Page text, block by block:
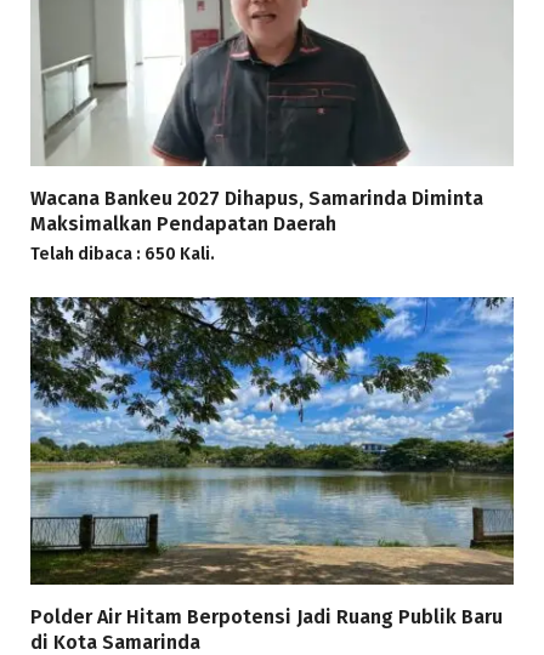
Wacana Bankeu 2027 Dihapus, Samarinda Diminta
Maksimalkan Pendapatan Daerah
Telah dibaca : 650 Kali.
Polder Air Hitam Berpotensi Jadi Ruang Publik Baru
di Kota Samarinda